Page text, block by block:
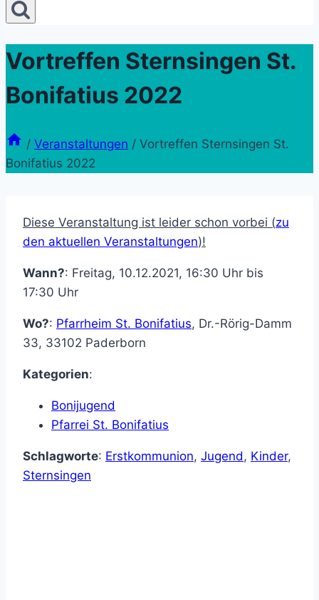
Vortreffen Sternsingen St.
Bonifatius 2022
/ Veranstaltungen / Vortreffen Sternsingen St.
Bonifatius 2022
Diese Veranstaltung ist leider schon vorbei (zu
den aktuellen Veranstaltungen)!
Wann?: Freitag, 10.12.2021, 16:30 Uhr bis
17:30 Uhr
Wo?: Pfarrheim St. Bonifatius, Dr.-Rörig-Damm
33, 33102 Paderborn
Kategorien:
Bonijugend
Pfarrei St. Bonifatius
Schlagworte: Erstkommunion, Jugend, Kinder,
Sternsingen